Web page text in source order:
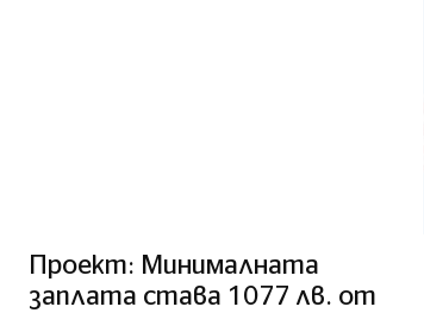
Проект: Минималната
заплата става 1077 лв. от